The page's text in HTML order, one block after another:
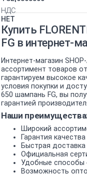
НДС
НЕТ
Купить
FG в интернет-
Интернет-магазин
ассортимент товаров
гарантируем высокое
условия покупки и
650 шампань FG, вы
гарантией
Наши
Широкий
Гарантия
Быстрая доставка
Официальная
Удобные способы
Возможность